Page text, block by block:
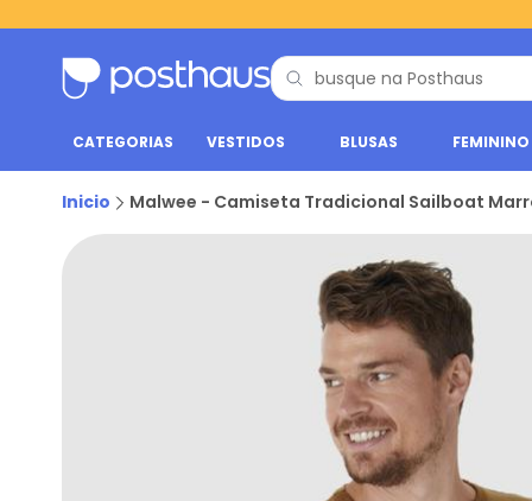
CATEGORIAS VESTIDOS BLUSAS FEMININO
Inicio Malwee - Camiseta Tradicional Sailboat